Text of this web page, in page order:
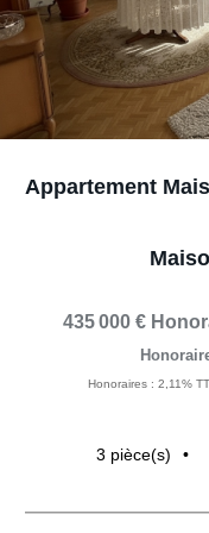
435 000 €
Honoraires : 2,11%
3 pièce(s)